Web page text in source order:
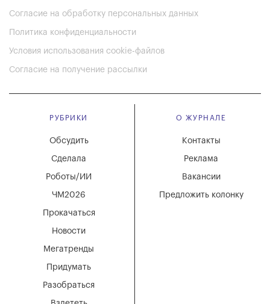
Согласие на обработку персональных данных
Политика конфиденциальности
Условия использования cookie-файлов
Согласие на получение рассылки
РУБРИКИ
Мегатренды
Придумать
Разобраться
Новости
Обсудить
Сделала
Роботы/ИИ
ЧМ2026
Прокачаться
О ЖУРНАЛЕ
Вакансии
Реклама
Контакты
Предложить колонку